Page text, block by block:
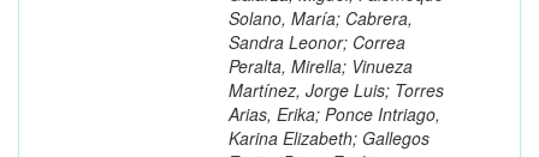
Solano, María; Cabrera,
Sandra Leonor; Correa
Peralta, Mirella; Vinueza
Martínez, Jorge Luis; Torres
Arias, Erika; Ponce Intriago,
Karina Elizabeth; Gallegos